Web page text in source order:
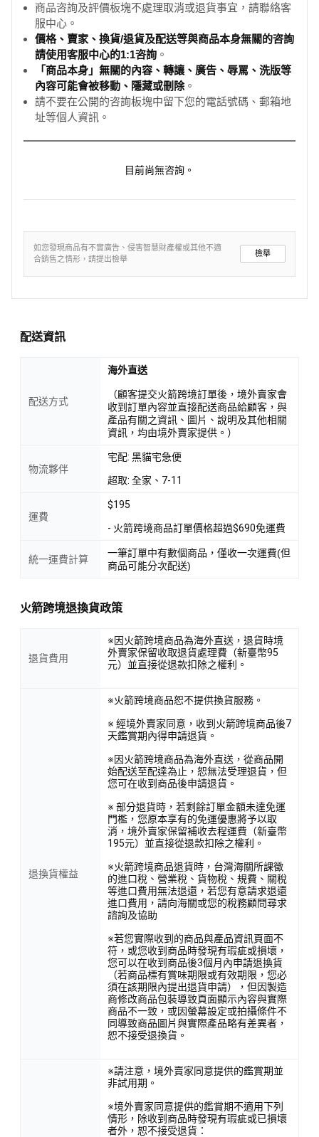
商品咨詢及評價板塊不處理取消或退貨事宜，請聯絡客
服中心。
價格、賣家、換貨/退貨及配送等與商品本身無關的咨詢
請使用客服中心的1:1咨詢 。
「商品本身」無關的內容、轉讓、廣告、辱罵、洗版等
內容可能會被移動、隱藏或刪除。
請不要在公開的咨詢板塊中留下您的電話號碼、郵箱地
址等個人資訊。
目前尚無咨詢。
如您發現商品有不實廣告、侵害智慧財產權或其他不適
合銷售之情形，請提出檢舉
檢舉
配送資訊
配送方式
海外直送
（顧客提交火箭跨境訂單後，境外賣家會
收到訂單內容並直接配送商品給顧客，與
產品有關之資訊、圖片、說明及其他相關
資訊，均由境外賣家提供。）
物流夥伴
宅配: 黑貓宅急便
超取: 全家、7-11
運費
$195
- 火箭跨境商品訂單價格超過$690免運費
統一運費計算
一筆訂單中有數個商品，僅收一次運費(但
商品可能分次配送)
火箭跨境退換貨政策
退貨費用
※因火箭跨境商品為海外直送，退貨時境
外賣家保留收取退貨處理費（新臺幣95
元）並直接從退款扣除之權利。
退換貨權益
※火箭跨境商品恕不提供換貨服務。
※ 經境外賣家同意，收到火箭跨境商品後7
天鑑賞期內得申請退貨。
※因火箭跨境商品為海外直送，從商品開
始配送至配達為止，恕無法受理退貨，但
您可在收到商品後申請退貨。
※ 部分退貨時，若剩餘訂單金額未達免運
門檻，您原本享有的免運優惠將予以取
消，境外賣家保留補收去程運費（新臺幣
195元）並直接從退款扣除之權利。
※火箭跨境商品退貨時，台灣海關所課徵
的進口稅、營業稅、貨物稅、規費、關稅
等進口費用無法退還，若您有意請求退還
進口費用，請向海關或您的稅務顧問尋求
諮詢及協助
※若您實際收到的商品與產品資訊頁面不
符，或您收到商品時發現有瑕疵或損壞，
您可以在收到商品後3個月內申請退換貨
（若商品標有賞味期限或有效期限，您必
須在該期限內提出退貨申請），但因製造
商修改商品包裝導致頁面顯示內容與實際
商品不一致，或因螢幕設定或拍攝條件不
同導致商品圖片與實際產品略有差異者，
恕不接受退換貨。
※請注意，境外賣家同意提供的鑑賞期並
非試用期。
※境外賣家同意提供的鑑賞期不適用下列
情形，除收到商品時發現有瑕疵或已損壞
者外，恕不接受退貨：